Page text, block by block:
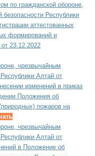
по гражданской обороне,
Республики
аттестованных
формирований и
23.12.2022
чрезвычайным
Алтай от
изменений в приказ
Положения об
пожаров на
чрезвычайным
Алтай от
в Положение об